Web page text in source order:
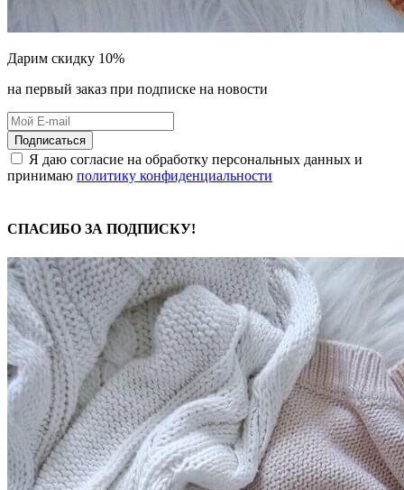
Дарим скидку 10%
на первый заказ при подписке на новости
Подписаться
Я даю согласие на обработку персональных данных и
принимаю политику конфиденциальности
СПАСИБО ЗА ПОДПИСКУ!